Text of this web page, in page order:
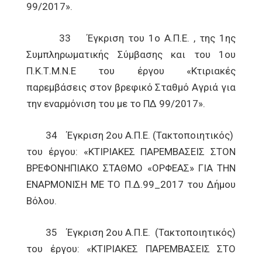
99/2017».
33 Έγκριση του 1ο Α.Π.Ε. , της 1ης
Συμπληρωματικής Σύμβασης και του 1ου
Π.Κ.Τ.Μ.Ν.Ε του έργου «Κτιριακές
παρεμβάσεις στον βρεφικό Σταθμό Αγριά για
την εναρμόνιση του με το ΠΔ 99/2017».
34 Έγκριση 2ου Α.Π.Ε. (Τακτοποιητικός)
του έργου: «ΚΤΙΡΙΑΚΕΣ ΠΑΡΕΜΒΑΣΕΙΣ ΣΤΟΝ
ΒΡΕΦΟΝΗΠΙΑΚΟ ΣΤΑΘΜΟ «ΟΡΦΕΑΣ» ΓΙΑ ΤΗΝ
ΕΝΑΡΜΟΝΙΣΗ ΜΕ ΤΟ Π.Δ.99_2017 του Δήμου
Βόλου.
35 Έγκριση 2ου Α.Π.Ε. (Τακτοποιητικός)
του έργου: «ΚΤΙΡΙΑΚΕΣ ΠΑΡΕΜΒΑΣΕΙΣ ΣΤΟ